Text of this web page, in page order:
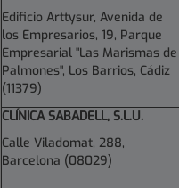
Edificio Arttysur, Avenida de
los Empresarios, 19, Parque
Empresarial "Las Marismas de
Palmones", Los Barrios, Cádiz
(11379)
CLÍNICA SABADELL, S.L.U.
Calle Viladomat, 288,
Barcelona (08029)